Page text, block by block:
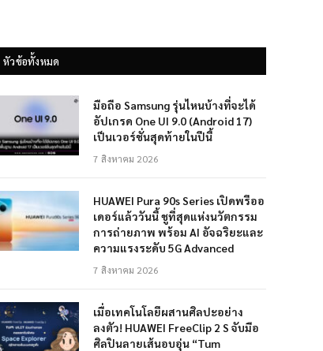
หัวข้อทั้งหมด
มือถือ Samsung รุ่นไหนบ้างที่จะได้
อัปเกรด One UI 9.0 (Android 17)
เป็นเวอร์ชั่นสุดท้ายในปีนี้
7 สิงหาคม 2026
HUAWEI Pura 90s Series เปิดพรีออ
เดอร์แล้ววันนี้ ชูที่สุดแห่งนวัตกรรม
การถ่ายภาพ พร้อม AI อัจฉริยะและ
ความแรงระดับ 5G Advanced
7 สิงหาคม 2026
เมื่อเทคโนโลยีผสานศิลปะอย่าง
ลงตัว! HUAWEI FreeClip 2 S จับมือ
ศิลปินลายเส้นอบอุ่น “Tum